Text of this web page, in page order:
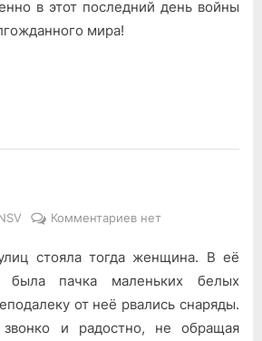
в этот последний день войны
мира!
Комментариевк
В
эту
нет
стояла тогда женщина. В её
была пачка маленьких белых
от неё рвались снаряды.
и радостно, не обращая